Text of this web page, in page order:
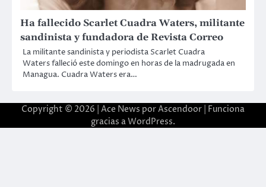
Ha fallecido Scarlet Cuadra Waters, militante
sandinista y fundadora de Revista Correo
La militante sandinista y periodista Scarlet Cuadra
Waters falleció este domingo en horas de la madrugada en
Managua. Cuadra Waters era…
Copyright © 2026 | Ace News porAscendoor | Funciona
gracias aWordPress.